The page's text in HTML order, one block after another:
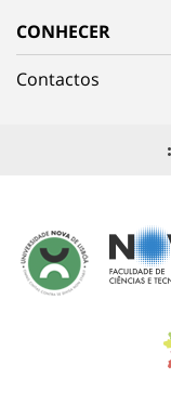
CONHECER
Contactos